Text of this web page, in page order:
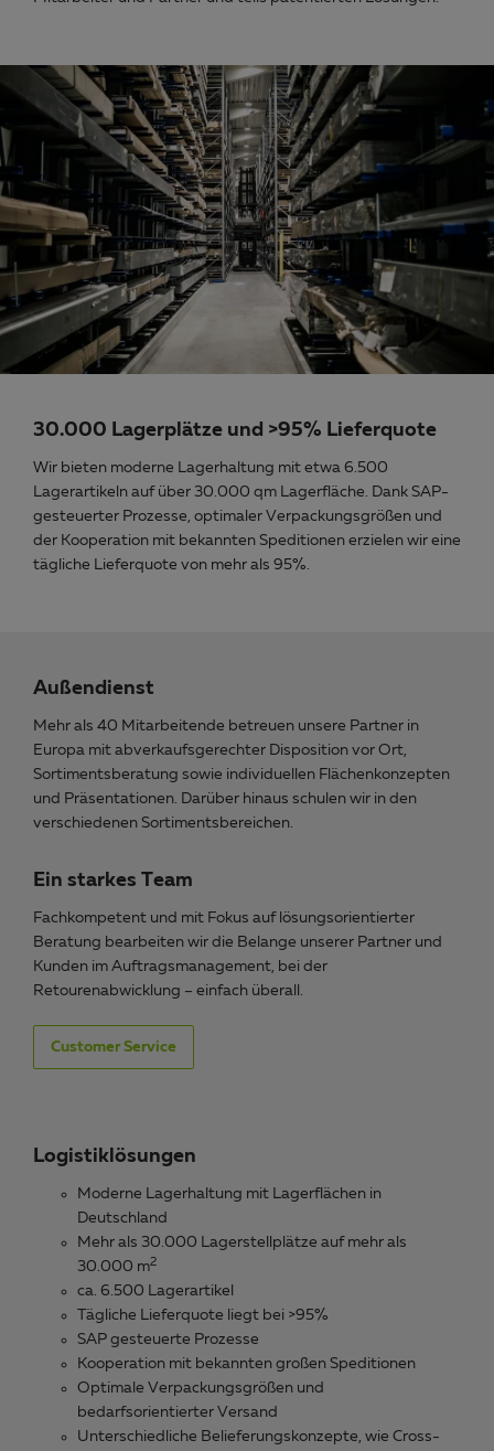
30.000 Lagerplätze und >95% Lieferquote
Wir bieten moderne Lagerhaltung mit etwa 6.500
Lagerartikeln auf über 30.000 qm Lagerfläche. Dank SAP-
gesteuerter Prozesse, optimaler Verpackungsgrößen und
der Kooperation mit bekannten Speditionen erzielen wir eine
tägliche Lieferquote von mehr als 95%.
Außendienst
Mehr als 40 Mitarbeitende betreuen unsere Partner in
Europa mit abverkaufsgerechter Disposition vor Ort,
Sortimentsberatung sowie individuellen Flächenkonzepten
und Präsentationen. Darüber hinaus schulen wir in den
verschiedenen Sortimentsbereichen.
Ein starkes Team
Fachkompetent und mit Fokus auf lösungsorientierter
Beratung bearbeiten wir die Belange unserer Partner und
Kunden im Auftragsmanagement, bei der
Retourenabwicklung – einfach überall.
Customer Service
Logistiklösungen
Moderne Lagerhaltung mit Lagerflächen in
Deutschland
Mehr als 30.000 Lagerstellplätze auf mehr als
30.000 m2
ca. 6.500 Lagerartikel
Tägliche Lieferquote liegt bei >95%
SAP gesteuerte Prozesse
Kooperation mit bekannten großen Speditionen
Optimale Verpackungsgrößen und
bedarfsorientierter Versand
Unterschiedliche Belieferungskonzepte, wie Cross-